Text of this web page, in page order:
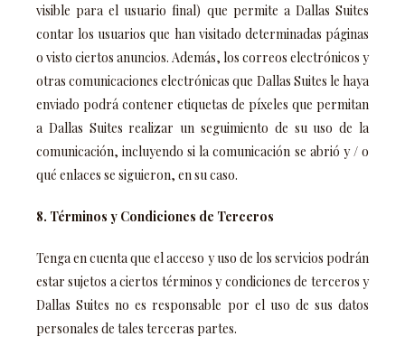
visible para el usuario final) que permite a Dallas Suites
contar los usuarios que han visitado determinadas páginas
o visto ciertos anuncios. Además, los correos electrónicos y
otras comunicaciones electrónicas que Dallas Suites le haya
enviado podrá contener etiquetas de píxeles que permitan
a Dallas Suites realizar un seguimiento de su uso de la
comunicación, incluyendo si la comunicación se abrió y / o
qué enlaces se siguieron, en su caso.
8. Términos y Condiciones de Terceros
Tenga en cuenta que el acceso y uso de los servicios podrán
estar sujetos a ciertos términos y condiciones de terceros y
Dallas Suites no es responsable por el uso de sus datos
personales de tales terceras partes.